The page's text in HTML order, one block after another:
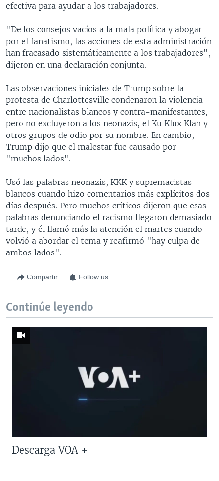
efectiva para ayudar a los trabajadores.
"De los consejos vacíos a la mala política y abogar
por el fanatismo, las acciones de esta administración
han fracasado sistemáticamente a los trabajadores",
dijeron en una declaración conjunta.
Las observaciones iniciales de Trump sobre la
protesta de Charlottesville condenaron la violencia
entre nacionalistas blancos y contra-manifestantes,
pero no excluyeron a los neonazis, el Ku Klux Klan y
otros grupos de odio por su nombre. En cambio,
Trump dijo que el malestar fue causado por
"muchos lados".
Usó las palabras neonazis, KKK y supremacistas
blancos cuando hizo comentarios más explícitos dos
días después. Pero muchos críticos dijeron que esas
palabras denunciando el racismo llegaron demasiado
tarde, y él llamó más la atención el martes cuando
volvió a abordar el tema y reafirmó "hay culpa de
ambos lados".
Compartir Follow us
Continúe leyendo
Descarga VOA +